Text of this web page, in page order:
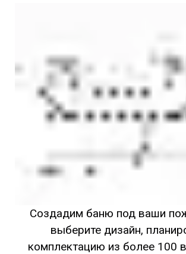
Создадим баню под ваши
выберите дизайн,
комплектацию из более 100